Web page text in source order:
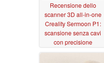
Recensione dello
scanner 3D all-in-one
Creality Sermoon P1:
scansione senza cavi
con precisione
affidabile 06/26/2026